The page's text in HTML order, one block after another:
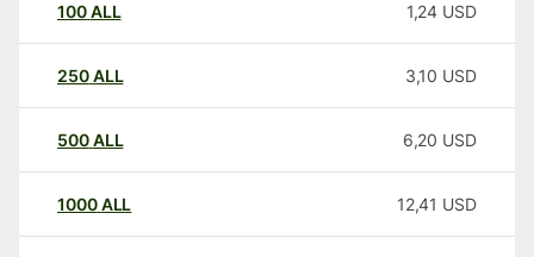
100ALL 1,24 USD
250ALL 3,10 USD
500ALL 6,20 USD
1000ALL 12,41 USD